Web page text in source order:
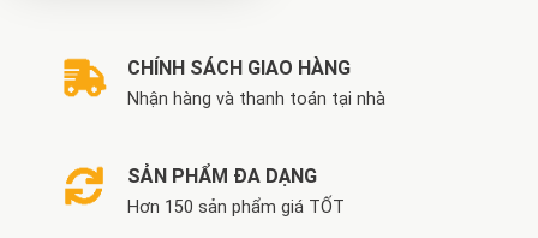
CHÍNH SÁCH GIAO HÀNG
Nhận hàng và thanh toán tại nhà
SẢN PHẨM ĐA DẠNG
Hơn 150 sản phẩm giá TỐT